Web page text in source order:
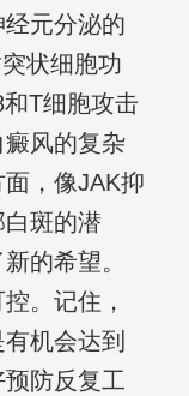
元分泌的
状细胞功
T细胞攻击
风的复杂
，像JAK抑
斑的潜
的希望。
。记住，
机会达到
防反复工